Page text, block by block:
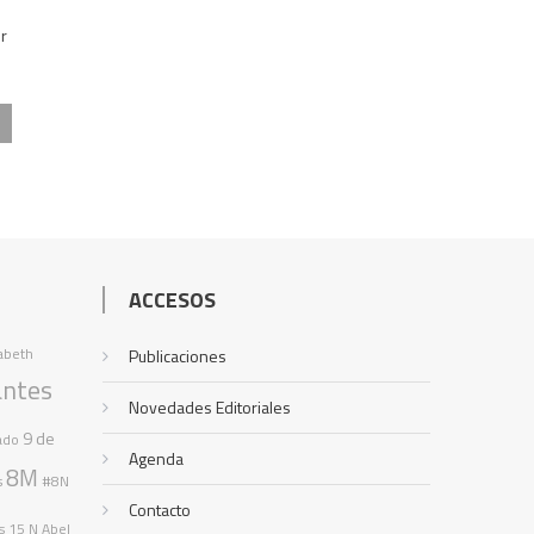
9 de
8M #8N
15 N Abel
ACCESOS
Publicaciones
Novedades Editoriales
Agenda
Contacto